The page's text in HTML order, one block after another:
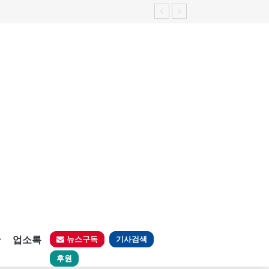
업소록 뉴스구독 기사검색
후원